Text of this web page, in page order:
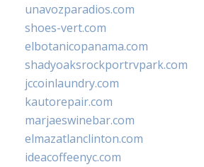
unavozparadios.com
shoes-vert.com
elbotanicopanama.com
shadyoaksrockportrvpark.com
jccoinlaundry.com
kautorepair.com
marjaeswinebar.com
elmazatlanclinton.com
ideacoffeenyc.com